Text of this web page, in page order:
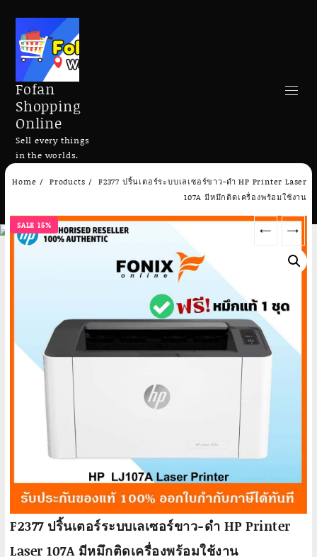
Skip
Fofan
Shopping
Online
Sell every things
in the worlds.
Search
Home Products
F2377 ปริ้นเตอร์ระบบเลเซอร์ขาว-ดำ HP Printer Laser
107A มีหมึกติดเครื่องพร้อมใช้งาน
SALE 15% ← →
F2377 ปริ้นเตอร์ระบบเลเซอร์ขาว-ดำ HP Printer
Laser 107A มีหมึกติดเครื่องพร้อมใช้งาน
Add to cart